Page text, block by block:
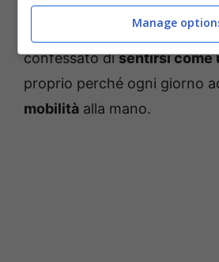
Attualmente,Neksta
percorso di riabilitazione. Il
confessato disentirsi come
proprio perché ogni giorno
mobilità alla mano.
Manage